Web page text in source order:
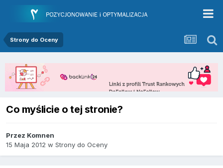
Strony do Oceny
Co myślicie o tej stronie?
Przez Komnen
15 Maja 2012 w Strony do Oceny